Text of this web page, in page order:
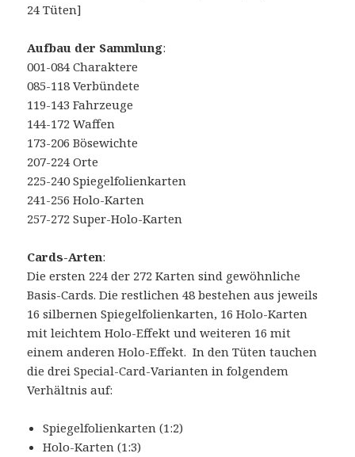
24 Tüten]
Aufbau der Sammlung:
001-084 Charaktere
085-118 Verbündete
119-143 Fahrzeuge
144-172 Waffen
173-206 Bösewichte
207-224 Orte
225-240 Spiegelfolienkarten
241-256 Holo-Karten
257-272 Super-Holo-Karten
Cards-Arten:
Die ersten 224 der 272 Karten sind gewöhnliche
Basis-Cards. Die restlichen 48 bestehen aus jeweils
16 silbernen Spiegelfolienkarten, 16 Holo-Karten
mit leichtem Holo-Effekt und weiteren 16 mit
einem anderen Holo-Effekt. In den Tüten tauchen
die drei Special-Card-Varianten in folgendem
Verhältnis auf:
Spiegelfolienkarten (1:2)
Holo-Karten (1:3)